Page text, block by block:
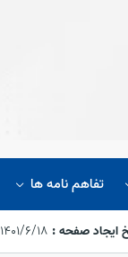
تفاهم نامه ها
ایجاد صفحه : ۱۴۰۱/۶/۱۸،‏ ۱۵:۵۴:۴۸